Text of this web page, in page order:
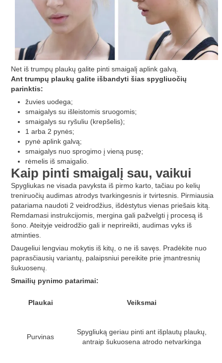
Net iš trumpų plaukų galite pinti smaigalį aplink galvą.
Ant trumpų plaukų galite išbandyti šias spygliuočių
parinktis:
žuvies uodega;
smaigalys su išleistomis sruogomis;
smaigalys su ryšuliu (krepšelis);
1 arba 2 pynės;
pynė aplink galvą;
smaigalys nuo sprogimo į vieną pusę;
rėmelis iš smaigalio.
Kaip pinti smaigalį sau, vaikui
Spygliukas ne visada pavyksta iš pirmo karto, tačiau po kelių
treniruočių audimas atrodys tvarkingesnis ir tvirtesnis. Pirmiausia
patariama naudoti 2 veidrodžius, išdėstytus vienas priešais kitą.
Remdamasi instrukcijomis, mergina gali pažvelgti į procesą iš
šono. Ateityje veidrodžio gali ir neprireikti, audimas vyks iš
atminties.
Daugeliui lengviau mokytis iš kitų, o ne iš savęs. Pradėkite nuo
paprasčiausių variantų, palaipsniui pereikite prie įmantresnių
šukuosenų.
Smailių pynimo patarimai:
Plaukai Veiksmai
Purvinas
Spygliuką geriau pinti ant išplautų plaukų,
antraip šukuosena atrodo netvarkinga